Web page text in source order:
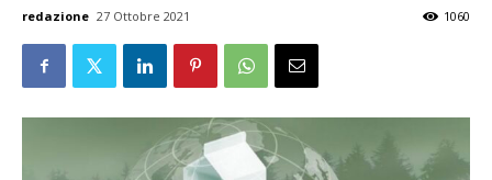
redazione 27 Ottobre 2021 1060